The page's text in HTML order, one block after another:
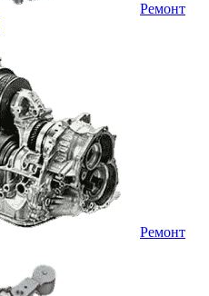
Ремонт
Ремонт